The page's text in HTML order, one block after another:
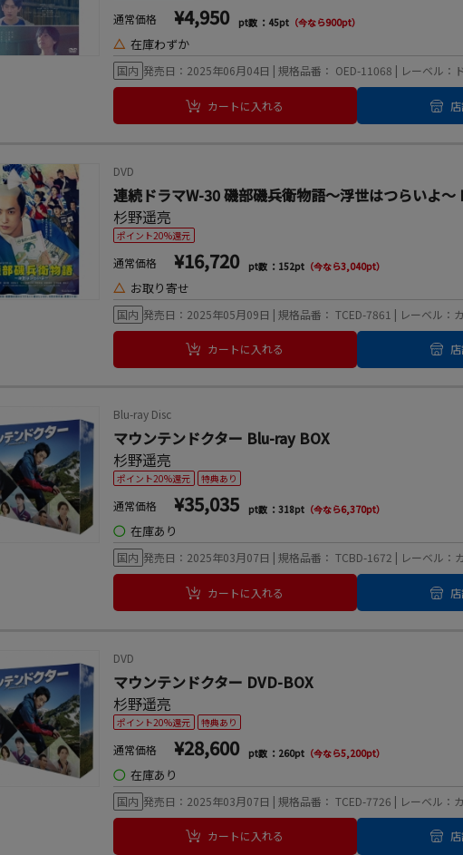
通常価格 ¥4,950 pt数 ：45pt （今なら900pt）
△ 在庫わずか
国内 発売日：2025年06月04日 | 規格品番： OED-11068 | レーベル：
カートに入れる
DVD
連続ドラマW-30 磯部磯兵衛物語～浮世はつらいよ～
杉野遥亮
ポイント20%還元
通常価格 ¥16,720 pt数 ：152pt （今なら3,040pt）
△ お取り寄せ
国内 発売日：2025年05月09日 | 規格品番： TCED-7861 | レーベル：
カートに入れる
Blu-ray Disc
マウンテンドクター Blu-ray BOX
杉野遥亮
ポイント20%還元 特典あり
通常価格 ¥35,035 pt数 ：318pt （今なら6,370pt）
◯ 在庫あり
国内 発売日：2025年03月07日 | 規格品番： TCBD-1672 | レーベル：
カートに入れる
DVD
マウンテンドクター DVD-BOX
杉野遥亮
ポイント20%還元 特典あり
通常価格 ¥28,600 pt数 ：260pt （今なら5,200pt）
◯ 在庫あり
国内 発売日：2025年03月07日 | 規格品番： TCED-7726 | レーベル：
カートに入れる